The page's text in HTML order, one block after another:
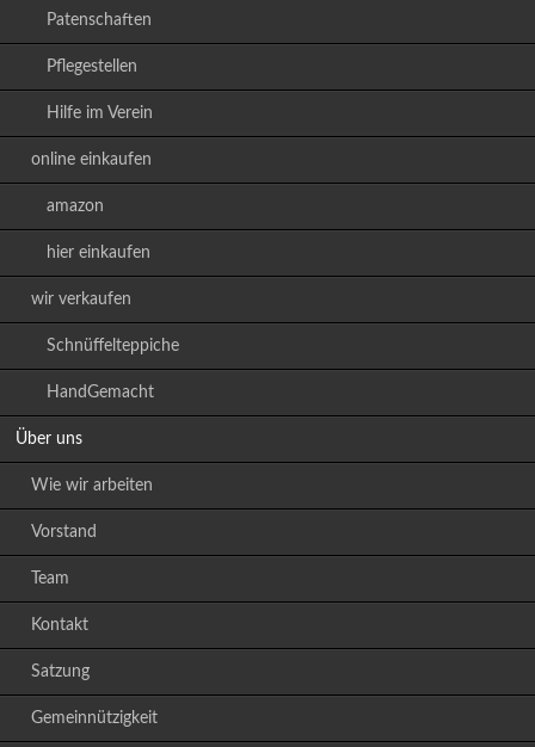
Patenschaften
Pflegestellen
Hilfe im Verein
online einkaufen
amazon
hier einkaufen
wir verkaufen
Schnüffelteppiche
HandGemacht
Über uns
Wie wir arbeiten
Vorstand
Team
Kontakt
Satzung
Gemeinnützigkeit